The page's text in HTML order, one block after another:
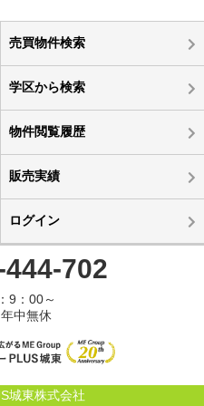
売買物件検索
学区から検索
物件閲覧履歴
販売実績
ログイン
702
9：00～
中無休
城東株式会社